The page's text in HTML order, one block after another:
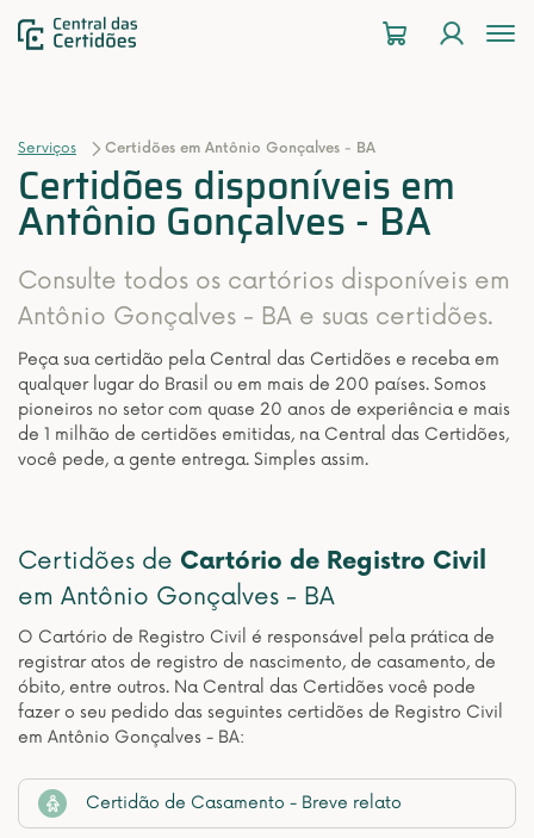
Serviços Certidões em Antônio Gonçalves - BA
Certidões disponíveis em
Antônio Gonçalves - BA
Consulte todos os cartórios disponíveis em
Antônio Gonçalves - BA e suas certidões.
Peça sua certidão pela Central das Certidões e receba em
qualquer lugar do Brasil ou em mais de 200 países. Somos
pioneiros no setor com quase 20 anos de experiência e mais
de 1 milhão de certidões emitidas, na Central das Certidões,
você pede, a gente entrega. Simples assim.
Certidões de Cartório de Registro Civil
em Antônio Gonçalves - BA
O Cartório de Registro Civil é responsável pela prática de
registrar atos de registro de nascimento, de casamento, de
óbito, entre outros. Na Central das Certidões você pode
fazer o seu pedido das seguintes certidões de Registro Civil
em Antônio Gonçalves - BA:
Certidão de Casamento - Breve relato